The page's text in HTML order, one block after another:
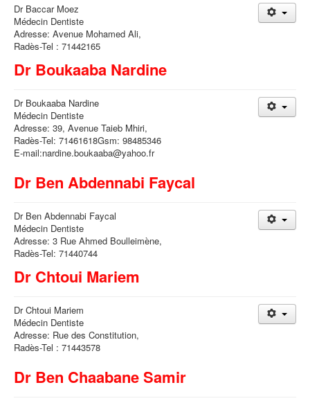
Dr Baccar Moez
Médecin Dentiste
Adresse: Avenue Mohamed Ali,
Radès-Tel : 71442165
Dr Boukaaba Nardine
Dr Boukaaba Nardine
Médecin Dentiste
Adresse: 39, Avenue Taieb Mhiri,
Radès-Tel: 71461618Gsm: 98485346
E-mail:nardine.boukaaba@yahoo.fr
Dr Ben Abdennabi Faycal
Dr Ben Abdennabi Faycal
Médecin Dentiste
Adresse: 3 Rue Ahmed Boulleimène,
Radès-Tel: 71440744
Dr Chtoui Mariem
Dr Chtoui Mariem
Médecin Dentiste
Adresse: Rue des Constitution,
Radès-Tel : 71443578
Dr Ben Chaabane Samir